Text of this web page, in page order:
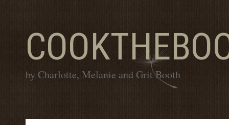
by Charlotte, Melanie and Grit Booth